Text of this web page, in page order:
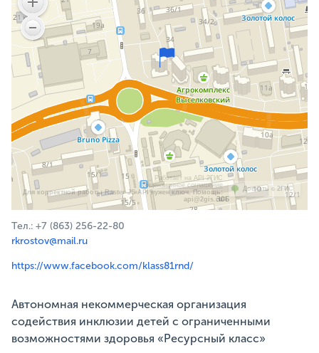
Работает на API 2ГИС
Лицензионное соглашение
Для корректной работы Raster JS API нужен ключ. Помощь:
api@2gis.ru
Доехать с 2ГИС
Тел.: +7 (863) 256-22-80
rkrostov@mail.ru
https://www.facebook.com/klass81rnd/
Автономная некоммерческая организация
содействия инклюзии детей с ограниченными
возможностями здоровья «Ресурсный класс»